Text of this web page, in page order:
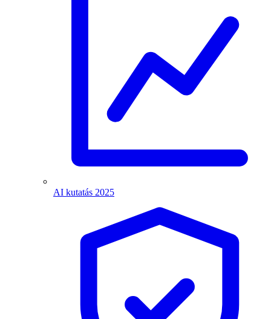
AI kutatás 2025